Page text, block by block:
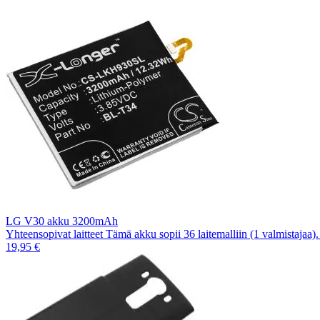
LG V30 akku 3200mAh
Yhteensopivat laitteet Tämä akku sopii 36 laitemalliin (1
19,95 €